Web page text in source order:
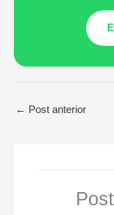
← Post anterior